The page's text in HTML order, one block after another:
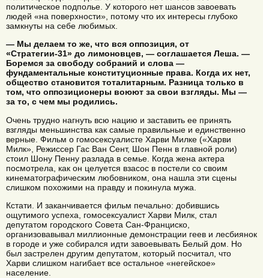
политическое подполье. У которого нет шансов завоевать
людей «на поверхности», потому что их интересы глубоко
замкнуты на себе любимых.
— Мы делаем то же, что вся оппозиция, от
«Стратегии-31» до лимоновцев, — соглашается Леша. —
Боремся за свободу собраний и слова —
фундаментальные конституционные права. Когда их нет,
общество становится тоталитарным. Разница только в
том, что оппозиционеры воюют за свои взгляды. Мы —
за то, с чем мы родились.
Очень трудно нагнуть всю нацию и заставить ее принять
взгляды меньшинства как самые правильные и единственно
верные. Фильм о гомосексуалисте Харви Милке («Харви
Милк», Режиссер Гас Ван Сент, Шон Пенн в главной роли)
стоил Шону Пенну разлада в семье. Когда жена актера
посмотрела, как он целуется взасос в постели со своим
кинематографическим любовником, она нашла эти сцены
слишком похожими на правду и покинула мужа.
Кстати. И заканчивается фильм печально: добившись
ощутимого успеха, гомосексуалист Харви Милк, стал
депутатом городского Совета Сан-Франциско,
организовавывал миллионные демонстрации геев и лесбиянок
в городе и уже собирался идти завоевывать Белый дом. Но
был застрелен другим депутатом, который посчитал, что
Харви слишком нагибает все остальное «негейское»
население.